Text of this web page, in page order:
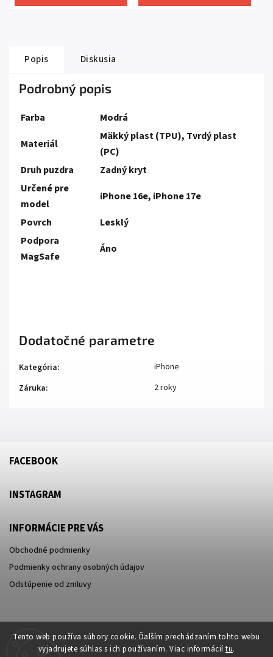
Tento web používa súbory cookie. Ďalším prechádzaním tohto webu
vyjadrujete súhlas s ich používaním. Viac informácií tu.
Popis Diskusia
Podrobný popis
Farba
Modrá
Materiál
Mäkký plast (TPU), Tvrdý plast
(PC)
Druh puzdra
Zadný kryt
Určené pre
model
iPhone 16e, iPhone 17e
Povrch
Lesklý
Podpora
MagSafe
Áno
Dodatočné parametre
Kategória:
iPhone
Záruka: 2 roky
FACEBOOK
INSTAGRAM
INFORMÁCIE PRE VÁS
Obchodné podmienky
Podmienky ochrany osobných údajov
Odstúpenie od zmluvy